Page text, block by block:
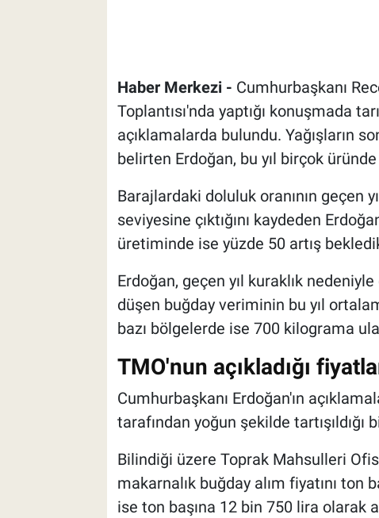
Haber Merkezi - Cumhurbaşkanı
Toplantısı'nda yaptığı konuşmada
açıklamalarda bulundu. Yağışların
belirten Erdoğan, bu yıl birçok
Barajlardaki doluluk oranının geçen
seviyesine çıktığını kaydeden
üretiminde ise yüzde 50 artış
Erdoğan, geçen yıl kuraklık
düşen buğday veriminin bu yıl
bazı bölgelerde ise 700 kilograma
TMO'nun açıkladığı
Cumhurbaşkanı Erdoğan'ın
tarafından yoğun şekilde tartışıldığı
Bilindiği üzere Toprak Mahsulleri
makarnalık buğday alım fiyatını ton
ise ton başına 12 bin 750 lira olarak